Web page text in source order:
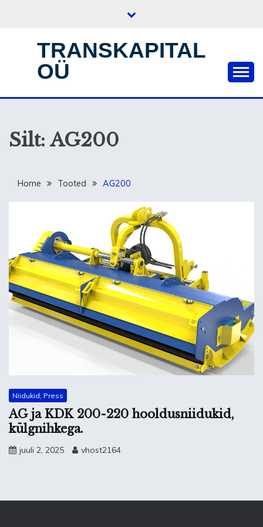
TRANSKAPITAL
OÜ
Silt: AG200
Home Tooted AG200
Niidukid, Press
AG ja KDK 200-220 hooldusniidukid,
külgnihkega.
juuli 2, 2025 vhost2164